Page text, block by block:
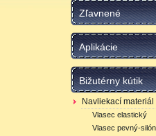
Zľavnené
Aplikácie
Bižutérny kútik
Navliekací materiál
Vlasec elastický
Vlasec pevný-